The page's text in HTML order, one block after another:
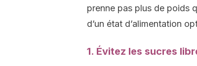
prenne pas plus de poids
d’un état d’alimentation
1. Évitez les sucres